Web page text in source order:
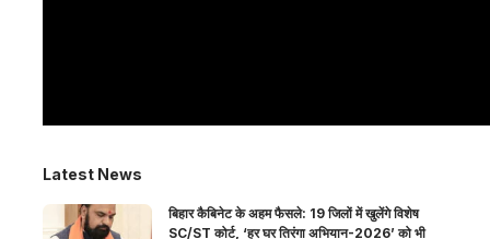
Latest News
बिहार कैबिनेट के अहम फैसले: 19 जिलों में खुलेंगे विशेष
SC/ST कोर्ट, ‘हर घर तिरंगा अभियान-2026’ को भी